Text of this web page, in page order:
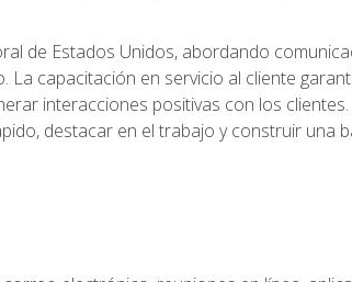
de Estados Unidos, abordando
capacitación en servicio al cliente
interacciones positivas con los
destacar en el trabajo y construir una